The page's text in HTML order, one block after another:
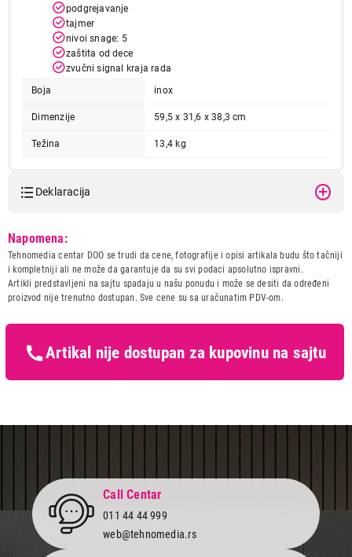
podgrejavanje
tajmer
nivoi snage: 5
zaštita od dece
zvučni signal kraja rada
Boja
inox
Dimenzije 59,5 x 31,6 x 38,3 cm
Težina 13,4 kg
Deklaracija
Naziv i vrsta robe:
UGRADNA MIKROTALASNA
Uvoznik:
220B
Zemlja porekla:
Kina
kupaca po osnovu zakona o
Napomena:
Tehnomedia centar DOO se trudi da cene, fotografije i opisi artikala budu što tačniji
i kompletniji ali ne može da garantuje da su svi podaci apsolutno ispravni.
Artikli predstavljeni na sajtu spadaju u našu ponudu i može se desiti da određeni
proizvod nije trenutno dostupan. Sve cene su sa uračunatim PDV-om.
Artikal nije dostupan za kupovinu na sajtu
29.990,00
UGRADNE MIKROTALASNE
HANSA AMM20BEIH
Proizvod je dodat u korpu.
Završi kupovinu
Call Centar
011 44 44 999
web@tehnomedia.rs